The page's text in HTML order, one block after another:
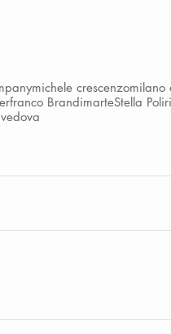
michele crescenzomilano
BrandimarteStella Poli